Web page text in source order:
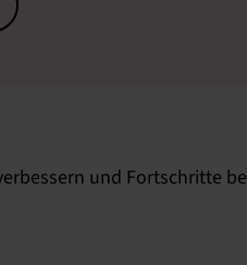
und Fortschritte